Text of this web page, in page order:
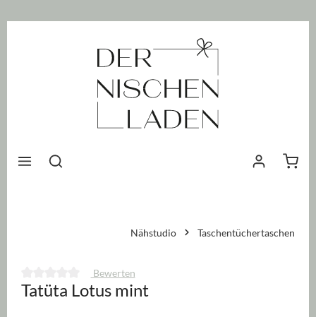
Nähstudio Taschentüchertaschen
Durchschnittliche Bewertung von 0 von 5 Sternen
Bewerten
Tatüta Lotus mint